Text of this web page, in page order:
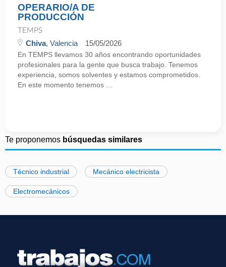
OPERARIO/A DE
PRODUCCIÓN
TEMPS
Chiva, Valencia 15/05/2026
En TEMPS llevamos 30 años encontrando oportunidades
profesionales para la gente que busca trabajo. Tenemos
experiencia, somos solventes y estamos comprometidos.
En este momento tenemos ...
Te proponemos búsquedas similares
Técnico industrial Mecánico electricista
Electromecánicos